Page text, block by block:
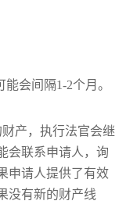
能会间隔1-2个月。
产，执行法官会继
会联系申请人，询
申请人提供了有效
没有新的财产线